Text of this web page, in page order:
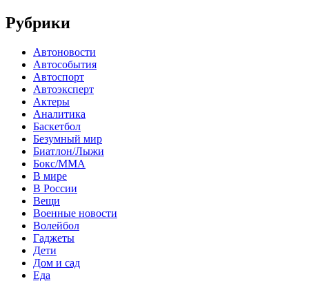
Рубрики
Автоновости
Автособытия
Автоспорт
Автоэксперт
Актеры
Аналитика
Баскетбол
Безумный мир
Биатлон/Лыжи
Бокс/MMA
В мире
В России
Вещи
Военные новости
Волейбол
Гаджеты
Дети
Дом и сад
Еда